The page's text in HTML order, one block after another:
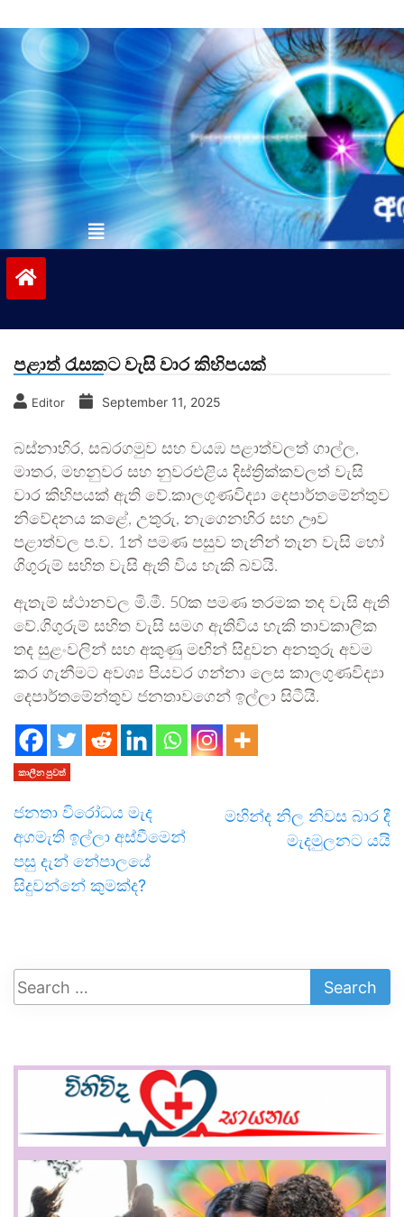
to
contentvinivida.lk
පළාත් රැසකට වැසි වාර කිහිපයක්
Editor September 11, 2025
බස්නාහිර, සබරගමුව සහ වයඹ පළාත්වලත් ගාල්ල,
මාතර, මහනුවර සහ නුවරඑළිය දිස්ත්‍රික්කවලත් වැසි
වාර කිහිපයක් ඇති වේ.කාලගුණවිද්‍යා දෙපාර්තමේන්තුව
නිවේදනය කළේ, උතුරු, නැගෙනහිර සහ ඌව
පළාත්වල ප.ව. 1න් පමණ පසුව තැනින් තැන වැසි හෝ
ගිගුරුම් සහිත වැසි ඇති විය හැකි බවයි.
ඇතැම් ස්ථානවල මි.මී. 50ක පමණ තරමක තද වැසි ඇති
වේ.ගිගුරුම් සහිත වැසි සමග ඇතිවිය හැකි තාවකාලික
තද සුළංවලින් සහ අකුණු මඟින් සිදුවන අනතුරු අවම
කර ගැනීමට අවශ්‍ය පියවර ගන්නා ලෙස කාලගුණවිද්‍යා
දෙපාර්තමේන්තුව ජනතාවගෙන් ඉල්ලා සිටීයි.
කාලීන පුවත්
ජනතා විරෝධය මැද
අගමැති ඉල්ලා අස්වීමෙන්
පසු දැන් නේපාලයේ
සිදුවන්නේ කුමක්ද?
මහින්ද නිල නිවස බාර දී
මැදමුලනට යයි